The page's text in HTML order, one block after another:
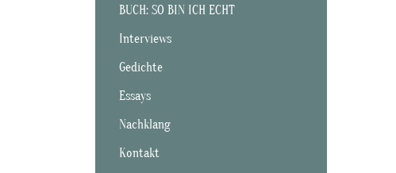
BUCH: SO BIN ICH ECHT
Interviews
Gedichte
Essays
Nachklang
Kontakt